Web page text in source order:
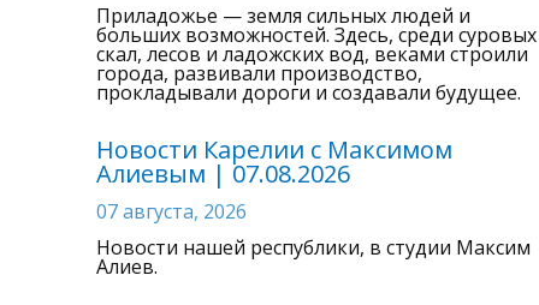
Приладожье — земля сильных людей и
больших возможностей. Здесь, среди суровых
скал, лесов и ладожских вод, веками строили
города, развивали производство,
прокладывали дороги и создавали будущее.
Новости Карелии с Максимом
Алиевым | 07.08.2026
07 августа, 2026
Новости нашей республики, в студии Максим
Алиев.